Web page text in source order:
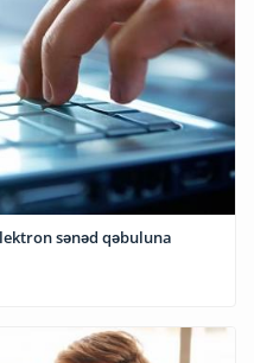
sənəd qəbuluna